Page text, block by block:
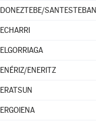
DONEZTEBE/SANTESTEBAN
ECHARRI
ELGORRIAGA
ENÉRIZ/ENERITZ
ERATSUN
ERGOIENA